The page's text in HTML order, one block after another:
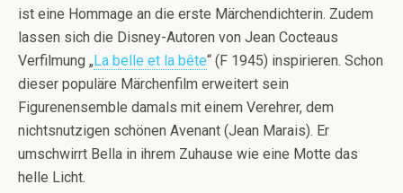
ist eine Hommage an die erste Märchendichterin. Zudem
lassen sich die Disney-Autoren von Jean Cocteaus
Verfilmung „La belle et la bête“ (F 1945) inspirieren. Schon
dieser populäre Märchenfilm erweitert sein
Figurenensemble damals mit einem Verehrer, dem
nichtsnutzigen schönen Avenant (Jean Marais). Er
umschwirrt Bella in ihrem Zuhause wie eine Motte das
helle Licht.